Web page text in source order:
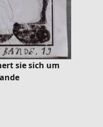
sie sich um